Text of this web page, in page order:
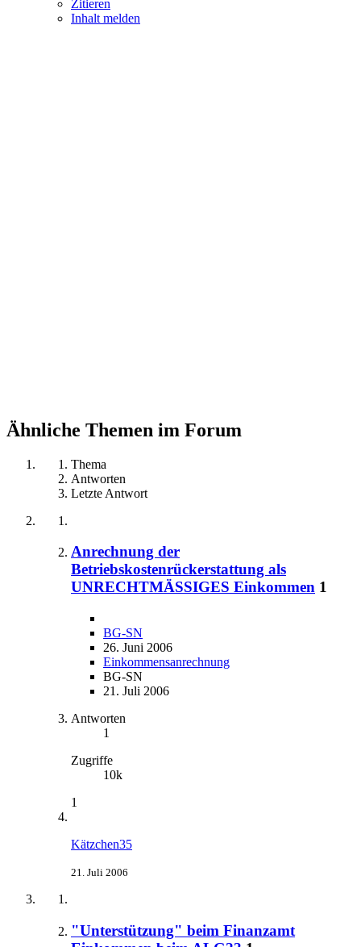
Zitieren
Inhalt melden
Ähnliche Themen im Forum
Thema
Antworten
Letzte Antwort
Anrechnung der
Betriebskostenrückerstattung als
UNRECHTMÄSSIGES Einkommen 1
BG-SN
26. Juni 2006
Einkommensanrechnung
BG-SN
21. Juli 2006
Antworten
1
Zugriffe
10k
1
Kätzchen35
21. Juli 2006
"Unterstützung" beim Finanzamt